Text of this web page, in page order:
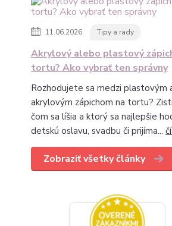
11.06.2026 Tipy a rady
Akrylový alebo plastový
tortu? Ako vybrať ten správny
Rozhodujete sa medzi plastovým
akrylovým zápichom na tortu?
čom sa líšia a ktorý sa najlepšie
detskú oslavu, svadbu či prijíma...
Zobraziť všetky články